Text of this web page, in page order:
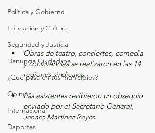
Política y Gobierno
Educación y Cultura
Seguridad y Justicia
Denuncia Ciudadana
¿Qué pasa en tus municipios?
Opinión
Internacional
Deportes
Obras de teatro, conciertos, comedia
y convivencias se realizaron en las 14
regiones sindicales.
Las asistentes recibieron un obsequio
enviado por el Secretario General,
Jenaro Martínez Reyes.